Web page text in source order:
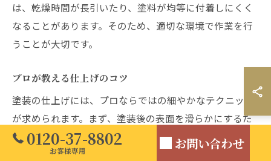
は、乾燥時間が長引いたり、塗料が均等に付着しにくく
なることがあります。そのため、適切な環境で作業を行
うことが大切です。
プロが教える仕上げのコツ
塗装の仕上げには、プロならではの細やかなテクニック
が求められます。まず、塗装後の表面を滑らかにするた
めのサンディングは欠かせません。サンディングを行う
ことで、細かい凹凸をなくし、均一で美しい仕上がりを
0120-37-8802
お客様専用 お問い合わせ